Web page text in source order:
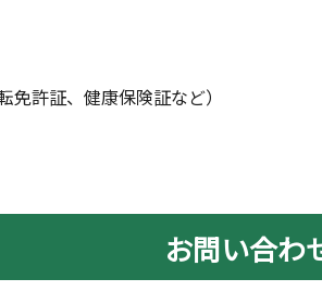
許証、健康保険証など）
お問い合わ